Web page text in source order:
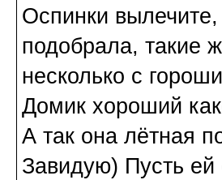
Оспинки
подобрала, такие
несколько с
Домик хороший
А так она лётная
Завидую) Пусть